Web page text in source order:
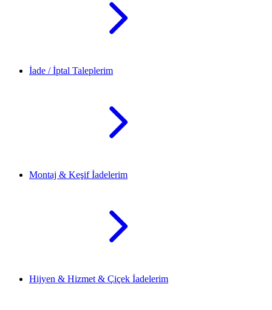
İade / İptal Taleplerim
Montaj & Keşif İadelerim
Hijyen & Hizmet & Çiçek İadelerim